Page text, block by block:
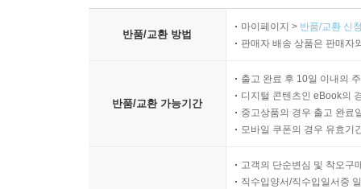
반품/교환 방법
마이페이지 > 반품/교환 신
판매자 배송 상품은 판매자
반품/교환 가능기간
출고 완료 후 10일 이내의
디지털 콘텐츠인 eBook의
중고상품의 경우 출고 완료
모바일 쿠폰의 경우 유효기
고객의 단순변심 및 착오구
직수입양서/직수입일서중